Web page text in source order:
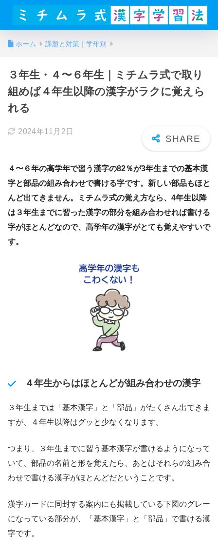
ホーム 課題と対策｜学年別
３年生・４〜６年生｜ミチムラ式で取り
組めば４年生以降の漢字がラクに覚えら
れる
2024年11月2日
４〜６年の高学年で習う漢字の82％が3年生までの基本漢
字と部品の組み合わせで書ける字です。新しい部品もほと
んど出てきません。ミチムラ式の覚え方なら、4年生以降
は３年生までに習った漢字の部分を組み合わせれば書ける
字がほとんどなので、高学年の漢字がとても覚えやすいで
す。
４年生からはほとんどが組み合わせの漢字
３年生までは「基本漢字」と「部品」がたくさん出てきま
すが、４年生以降はグッと少なくなります。
つまり、３年生までに習う基本漢字が書けるようになって
いて、部品の名前と形を覚えたら、あとはそれらの組み合
わせで書ける漢字がほとんどだということです。
漢字カードに同封する案内にも掲載している下図のグレー
になっている部分が、「基本漢字」と「部品」で書ける漢
字です。